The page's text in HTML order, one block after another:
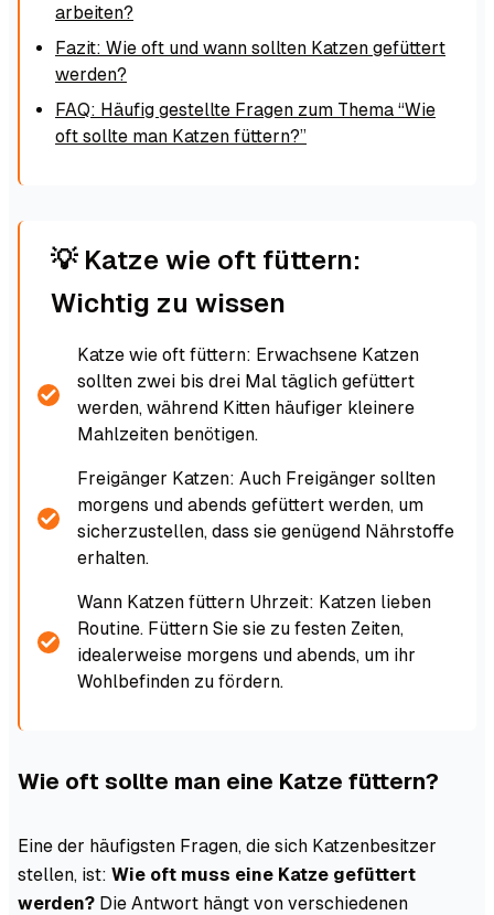
arbeiten?
Fazit: Wie oft und wann sollten Katzen gefüttert
werden?
FAQ: Häufig gestellte Fragen zum Thema “Wie
oft sollte man Katzen füttern?”
💡 Katze wie oft füttern:
Wichtig zu wissen
Katze wie oft füttern: Erwachsene Katzen
sollten zwei bis drei Mal täglich gefüttert
werden, während Kitten häufiger kleinere
Mahlzeiten benötigen.
Freigänger Katzen: Auch Freigänger sollten
morgens und abends gefüttert werden, um
sicherzustellen, dass sie genügend Nährstoffe
erhalten.
Wann Katzen füttern Uhrzeit: Katzen lieben
Routine. Füttern Sie sie zu festen Zeiten,
idealerweise morgens und abends, um ihr
Wohlbefinden zu fördern.
Wie oft sollte man eine Katze füttern?
Eine der häufigsten Fragen, die sich Katzenbesitzer
stellen, ist: Wie oft muss eine Katze gefüttert
werden? Die Antwort hängt von verschiedenen